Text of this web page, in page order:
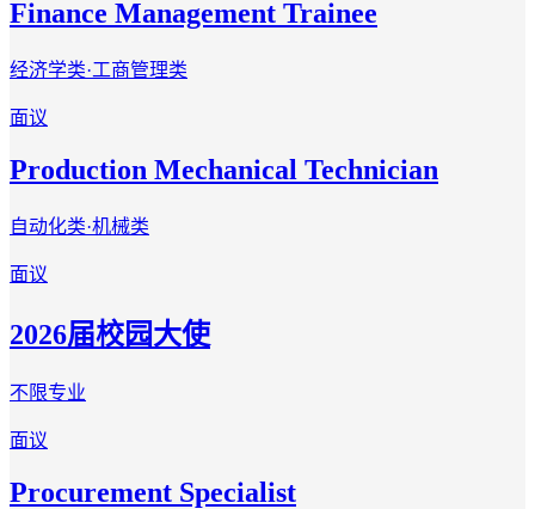
Finance Management Trainee
经济学类·工商管理类
面议
Production Mechanical Technician
自动化类·机械类
面议
2026届校园大使
不限专业
面议
Procurement Specialist